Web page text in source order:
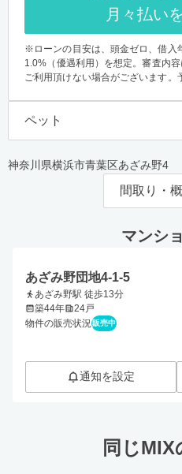
月々払い
※ローンの目安は、頭金ゼロ、借入
1.0%（優遇利用）を想定。審査内
ご利用頂けない場合がございます。
ペット
神奈川県横浜市青葉区あざみ野4
間取り・
マンシ
あざみ野団地4-1-5
あざみ野駅 徒歩13分
築44年
24戸
物件の販売状況 販売中
通知を設定
同じMIX